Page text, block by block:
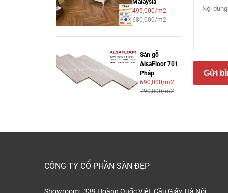
495,000/m2
680,000/m2
Sàn gỗ
AlsaFloor 701
Pháp
690,000/m2
790,000/m2
Gửi
CÔNG TY CỔ PHẦN SÀN ĐẸP